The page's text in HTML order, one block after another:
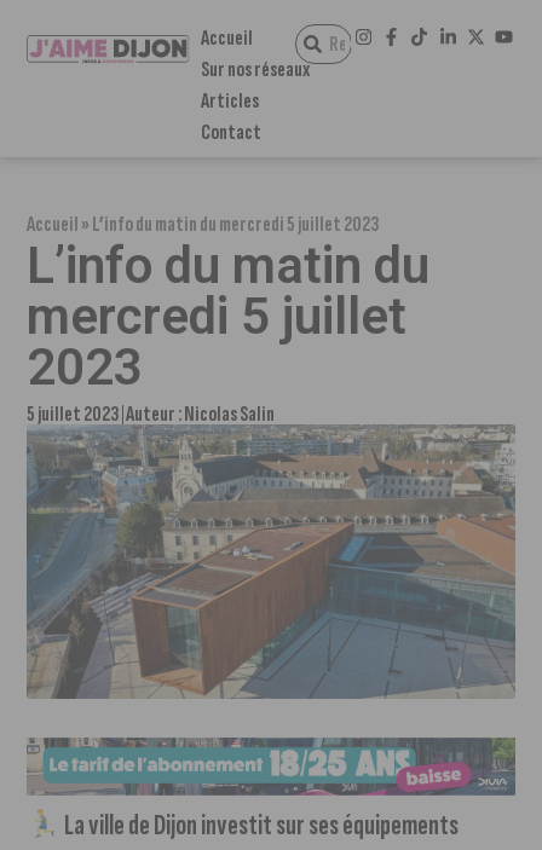
Accueil
Sur nos réseaux
Articles
Contact
Accueil»L’info du matin du mercredi 5 juillet 2023
L’info du matin du
mercredi 5 juillet
2023
5 juillet 2023 Auteur :Nicolas Salin
La ville de Dijon investit sur ses équipements